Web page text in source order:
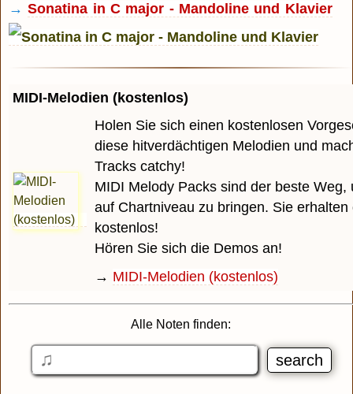
→Sonatina in C major - Mandoline und Klavier
MIDI-Melodien (kostenlos)
Holen Sie sich einen kostenlosen
diese hitverdächtigen Melodien und
Tracks catchy!
MIDI Melody Packs sind der beste Weg,
auf Chartniveau zu bringen. Sie erhalten
kostenlos!
Hören Sie sich die Demos an!
→ MIDI-Melodien (kostenlos)
Alle Noten finden: